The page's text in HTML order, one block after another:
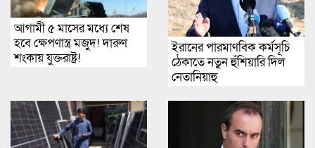
আগামী ৫ মাসের মধ্যে শেষ
হবে ক্ষেপণাস্ত্র মজুদ! দারুণ
শংকায় যুক্তরাষ্ট্র!
ইরানের পারমাণবিক কর্মসূচি
ঠেকাতে নতুন হুঁশিয়ারি দিল
নেতানিয়াহু